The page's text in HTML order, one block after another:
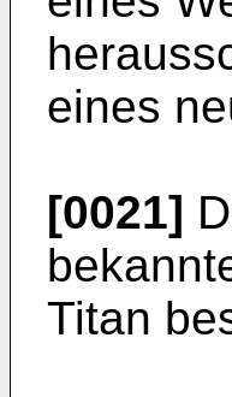
eines
[0021]
Titan